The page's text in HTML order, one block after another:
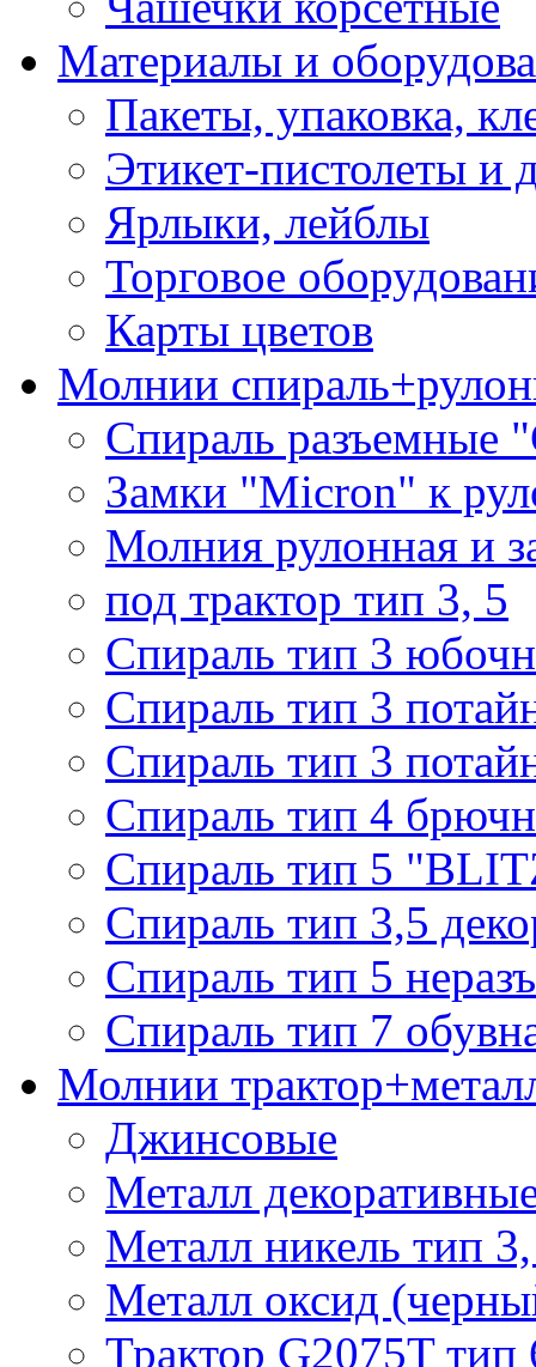
Материалы и
Пакеты, упаковка,
Этикет-пистолеты и
Ярлыки, лейблы
Торговое
Карты цветов
Молнии
Спираль разъемные
Замки "Micron" к
Молния рулонная и
под трактор тип 3, 5
Спираль тип 3
Спираль тип 3
Спираль тип 3
Спираль тип 4
Спираль тип 5
Спираль тип 3,5
Спираль тип 5
Спираль тип 7
Молнии
Джинсовые
Металл
Металл никель тип
Металл оксид
Трактор G2075T тип